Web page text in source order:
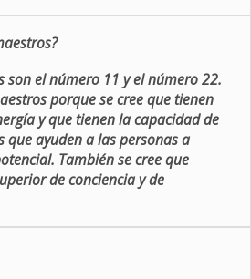
son el número 11 y el número 22.
porque se cree que tienen
y que tienen la capacidad de
que ayuden a las personas a
También se cree que
de conciencia y de